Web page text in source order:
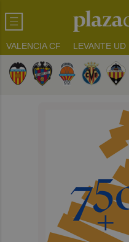
VALENCIA CF LEVANTE UD